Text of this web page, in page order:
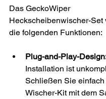
Das GeckoWiper
Heckscheibenwischer-Set
die folgenden Funktionen:
Plug-and-Play-
Installation ist
Schließen Sie einfach
Wischer-Kit mit dem